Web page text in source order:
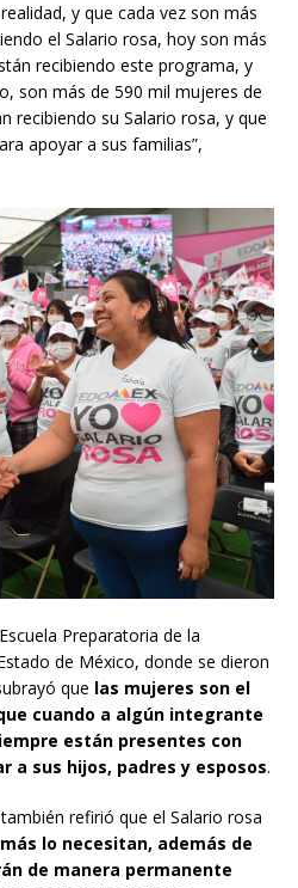
y que cada vez son más
el Salario rosa, hoy son más
recibiendo este programa, y
son más de 590 mil mujeres de
recibiendo su Salario rosa, y que
apoyar a sus familias”,
Preparatoria de la
de México, donde se dieron
que las mujeres son el
cuando a algún integrante
están presentes con
a sus hijos, padres y esposos.
refirió que el Salario rosa
lo necesitan, además de
de manera permanente